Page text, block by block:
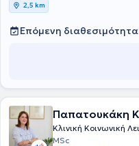
2,5 km
Επόμενη διαθεσιμότητα
Παπατουκάκη
Κλινική Κοινωνική
MSc